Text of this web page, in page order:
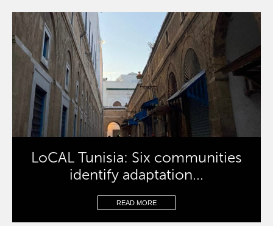
LoCAL Tunisia: Six communities
identify adaptation...
READ MORE